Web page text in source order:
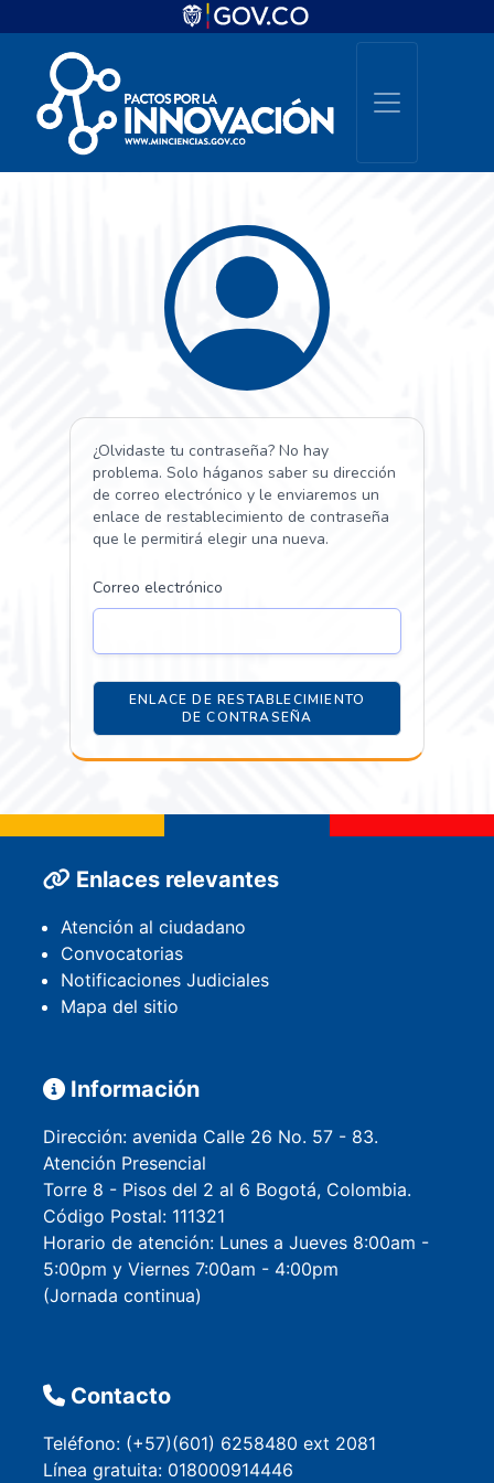
¿Olvidaste tu contraseña? No hay
problema. Solo háganos saber su dirección
de correo electrónico y le enviaremos un
enlace de restablecimiento de contraseña
que le permitirá elegir una nueva.
Correo electrónico
ENLACE DE RESTABLECIMIENTO
DE CONTRASEÑA
Información
Dirección: avenida Calle 26 No. 57 - 83.
Atención Presencial
Torre 8 - Pisos del 2 al 6 Bogotá, Colombia.
Código Postal: 111321
Horario de atención: Lunes a Jueves 8:00am -
5:00pm y Viernes 7:00am - 4:00pm
(Jornada continua)
Contacto
Teléfono: (+57)(601) 6258480 ext 2081
Línea gratuita: 018000914446
Enlaces relevantes
Atención al ciudadano
Convocatorias
Notificaciones Judiciales
Mapa del sitio